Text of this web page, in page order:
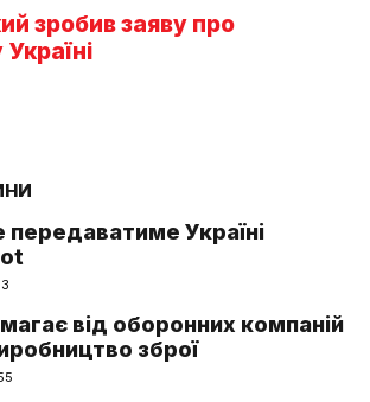
зробив заяву про
передаватиме Україні
від оборонних компаній
зброї